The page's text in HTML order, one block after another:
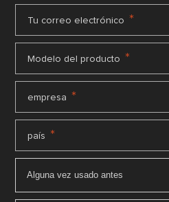
Tu correo electrónico *
Modelo del producto *
empresa *
país *